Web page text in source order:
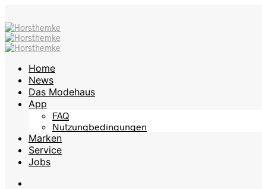
Home
News
Das Modehaus
App
FAQ
Nutzungbedingungen
Marken
Service
Jobs